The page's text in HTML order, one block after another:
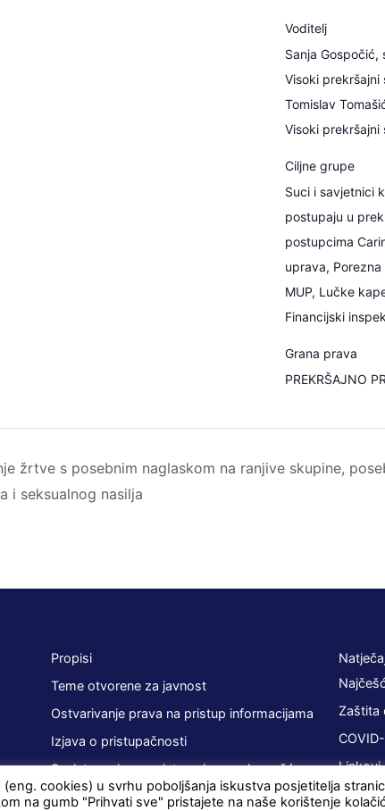
Voditelj
Sanja Gospočić,
Visoki prekršajni
Tomislav
Visoki prekršajni
Ciljne grupe
Suci i savjetnici
postupaju u
postupcima
uprava, Porezna
MUP, Lučke
Financijski
Grana prava
PREKRŠAJNO
žrtve s posebnim naglaskom na ranjive skupine,
i seksualnog nasilja
Propisi
Teme otvorene za javnost
Ostvarivanje prava na pristup informacijama
Izjava o pristupačnosti
Savjetovanja sa zainteresiranom javnošću
Zaštita
Linkovi
cookies) u svrhu poboljšanja iskustva posjetitelja
na gumb "Prihvati sve" pristajete na naše korištenje